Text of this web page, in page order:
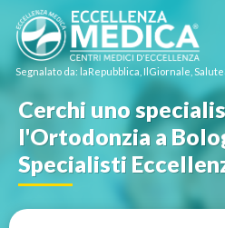
Segnalato da: laRepubblica, IlGiornale,
Cerchi uno
l'Ortodonzia a
Specialisti